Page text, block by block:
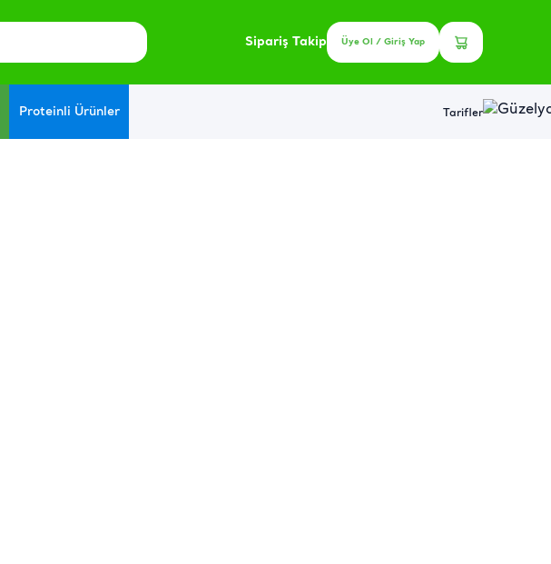
Sipariş Takip Üye Ol / Giriş Yap
Proteinli Ürünler Tarifler